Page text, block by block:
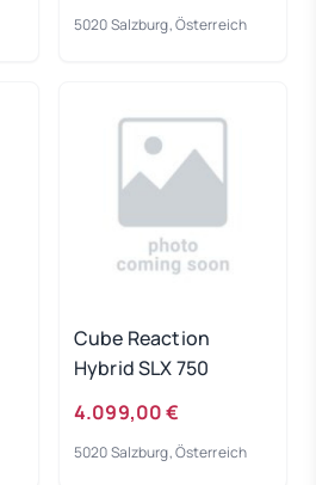
5020 Salzburg, Österreich
Cube Reaction
Hybrid SLX 750
4.099,00 €
5020 Salzburg, Österreich